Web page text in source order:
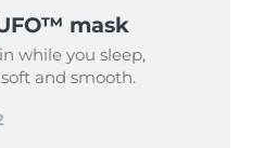
mask
while you sleep,
and smooth.
mask
while you sleep,
and smooth.
mask
while you sleep,
and smooth.
mask
while you sleep,
and smooth.